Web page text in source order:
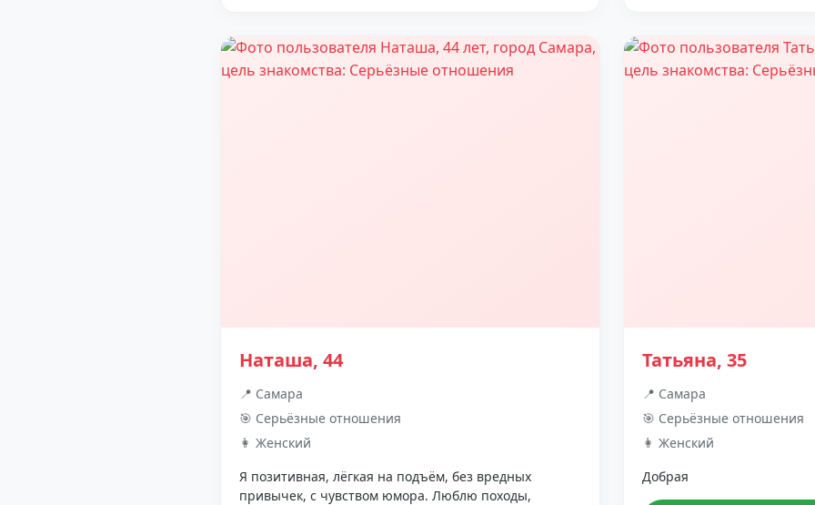
Наташа, 44
📍 Самара
🎯 Серьёзные отношения
👩 Женский
Я позитивная, лёгкая на подъём, без вредных
привычек, с чувством юмора. Люблю походы,
Татьяна, 35
📍 Самара
🎯 Серьёзные отношения
👩 Женский
Добрая